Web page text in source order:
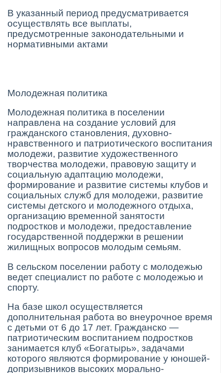
В указанный период предусматривается
осуществлять все выплаты,
предусмотренные законодательными и
нормативными актами
Молодежная политика
Молодежная политика в поселении
направлена на создание условий для
гражданского становления, духовно-
нравственного и патриотического воспитания
молодежи, развитие художественного
творчества молодежи, правовую защиту и
социальную адаптацию молодежи,
формирование и развитие системы клубов и
социальных служб для молодежи, развитие
системы детского и молодежного отдыха,
организацию временной занятости
подростков и молодежи, предоставление
государственной поддержки в решении
жилищных вопросов молодым семьям.
В сельском поселении работу с молодежью
ведет специалист по работе с молодежью и
спорту.
На базе школ осуществляется
дополнительная работа во внеурочное время
с детьми от 6 до 17 лет. Гражданско —
патриотическим воспитанием подростков
занимается клуб «Богатырь», задачами
которого являются формирование у юношей-
допризывников высоких морально-